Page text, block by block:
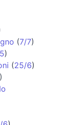
(7/7)
)
(25/6)
)